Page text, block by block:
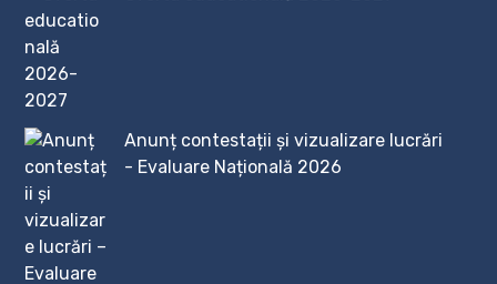
Anunț contestații și vizualizare lucrări
- Evaluare Națională 2026